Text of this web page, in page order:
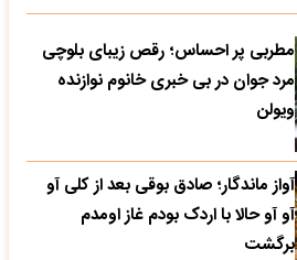
مطربی پر احساس؛ رقص زیبای بلوچی
مرد جوان در بی خبری خانوم نوازنده
ویولن
آواز ماندگار؛ صادق بوقی بعد از کلی آو
آو آو حالا با اردک بودم غاز اومدم
برگشت